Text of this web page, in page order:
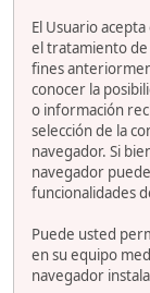
El Usuario
el tratamiento de
fines
conocer la
o información
selección de la
navegador. Si
navegador
funcionalidades
Puede usted
en su equipo
navegador